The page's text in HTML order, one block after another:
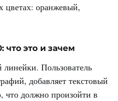
цветах: оранжевый,
что это и зачем
Пользователь
добавляет текстовый
должно произойти в